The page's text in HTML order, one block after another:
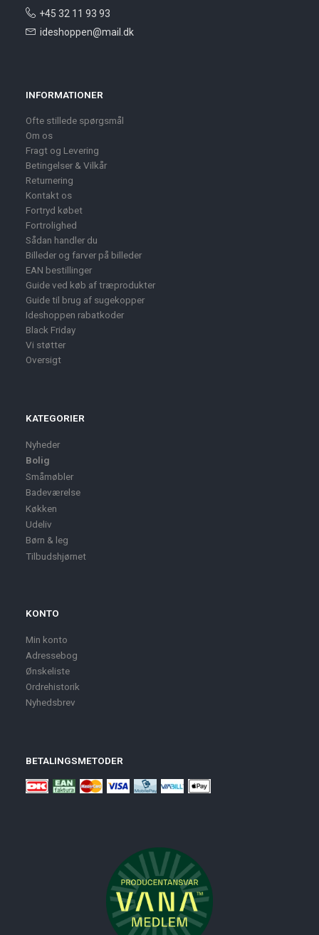
+45 32 11 93 93
ideshoppen@mail.dk
INFORMATIONER
Ofte stillede spørgsmål
Om os
Fragt og Levering
Betingelser & Vilkår
Returnering
Kontakt os
Fortryd købet
Fortrolighed
Sådan handler du
Billeder og farver på billeder
EAN bestillinger
Guide ved køb af træprodukter
Guide til brug af sugekopper
Ideshoppen rabatkoder
Black Friday
Vi støtter
Oversigt
KATEGORIER
Nyheder
Bolig
Småmøbler
Badeværelse
Køkken
Udeliv
Børn & leg
Tilbudshjørnet
KONTO
Min konto
Adressebog
Ønskeliste
Ordrehistorik
Nyhedsbrev
BETALINGSMETODER